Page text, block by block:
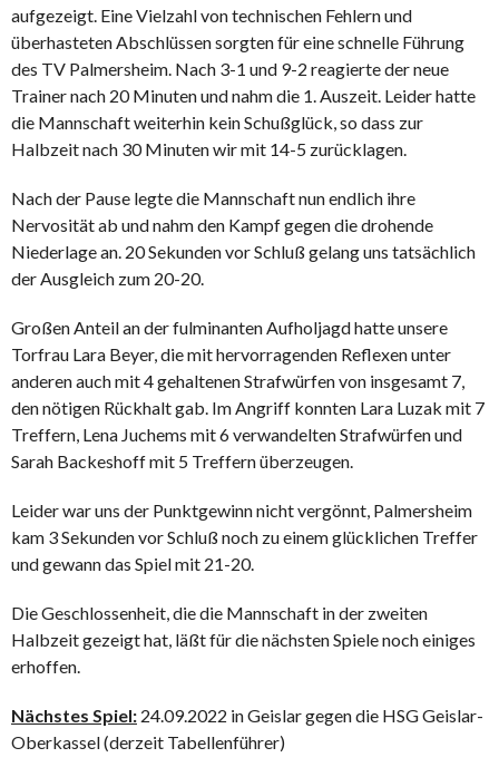
aufgezeigt. Eine Vielzahl von technischen Fehlern und
überhasteten Abschlüssen sorgten für eine schnelle Führung
des TV Palmersheim. Nach 3-1 und 9-2 reagierte der neue
Trainer nach 20 Minuten und nahm die 1. Auszeit. Leider hatte
die Mannschaft weiterhin kein Schußglück, so dass zur
Halbzeit nach 30 Minuten wir mit 14-5 zurücklagen.
Nach der Pause legte die Mannschaft nun endlich ihre
Nervosität ab und nahm den Kampf gegen die drohende
Niederlage an. 20 Sekunden vor Schluß gelang uns tatsächlich
der Ausgleich zum 20-20.
Großen Anteil an der fulminanten Aufholjagd hatte unsere
Torfrau Lara Beyer, die mit hervorragenden Reflexen unter
anderen auch mit 4 gehaltenen Strafwürfen von insgesamt 7,
den nötigen Rückhalt gab. Im Angriff konnten Lara Luzak mit 7
Treffern, Lena Juchems mit 6 verwandelten Strafwürfen und
Sarah Backeshoff mit 5 Treffern überzeugen.
Leider war uns der Punktgewinn nicht vergönnt, Palmersheim
kam 3 Sekunden vor Schluß noch zu einem glücklichen Treffer
und gewann das Spiel mit 21-20.
Die Geschlossenheit, die die Mannschaft in der zweiten
Halbzeit gezeigt hat, läßt für die nächsten Spiele noch einiges
erhoffen.
Nächstes Spiel: 24.09.2022 in Geislar gegen die HSG Geislar-
Oberkassel (derzeit Tabellenführer)